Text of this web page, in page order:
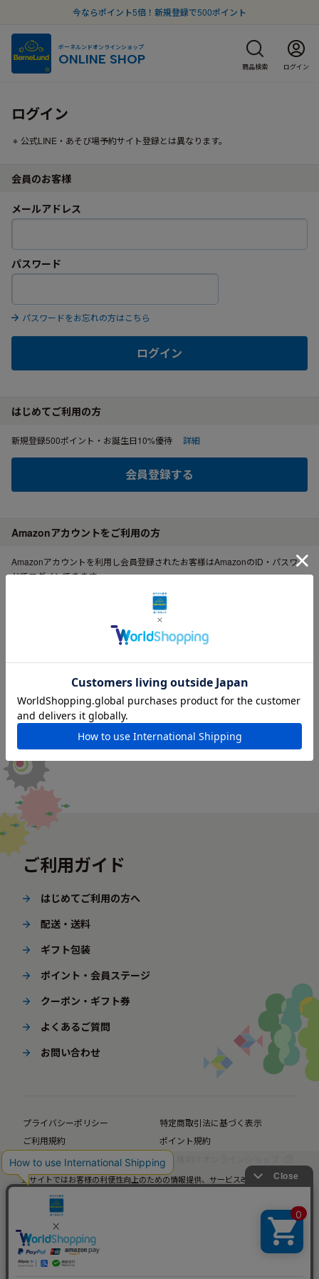
今ならポイント5倍！新規登録で500ポイント
ボーネルンドオンラインショップ
ONLINE SHOP 商品検索 ログイン
ログイン
公式LINE・あそび場予約サイト登録とは異なります。
会員のお客様
メールアドレス
パスワード
パスワードをお忘れの方はこちら
ログイン
はじめてご利用の方
新規登録500ポイント・お誕生日10%優待 詳細
会員登録する
Amazonアカウントをご利用の方
Amazonアカウントを利用し会員登録されたお客様はAmazonのID・パスワー
ドでログインできます。
ご利用ガイド
はじめてご利用の方へ
配送・送料
ギフト包装
ポイント・会員ステージ
クーポン・ギフト券
よくあるご質問
お問い合わせ
プライバシーポリシー
特定商取引法に基づく表示
ご利用規約
ポイント規約
企業サイト
法人様向けオンラインショップ
当サイトではお客様の利便性向上のための情報提供、サービス改善のための分
当サイトの閲覧を継続された場合、Cookieの使用にご同意いただいたものとみ
なします。
詳細については